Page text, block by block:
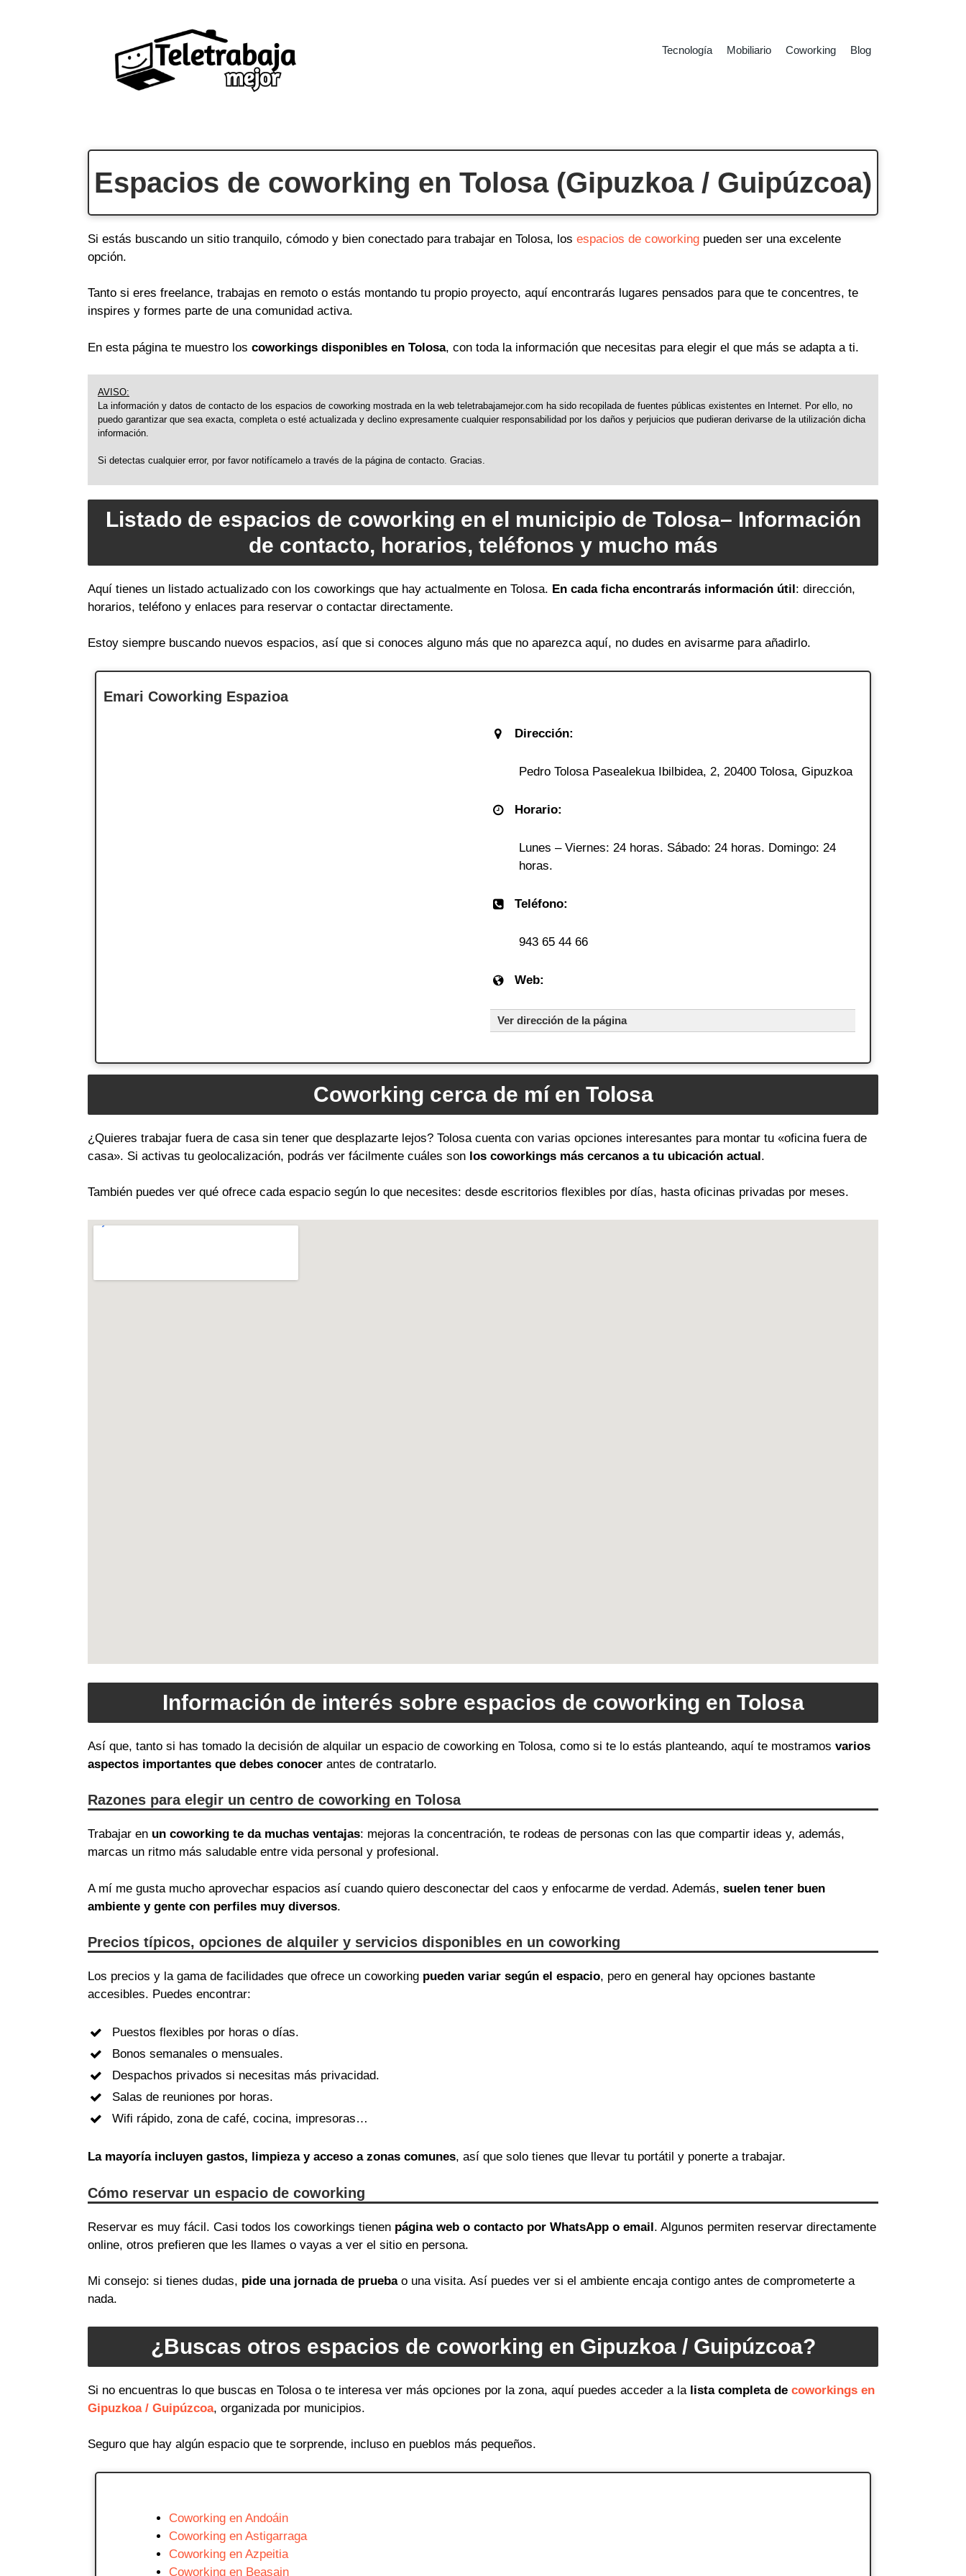
Tecnología Mobiliario Coworking Blog
Espacios de coworking en Tolosa (Gipuzkoa / Guipúzcoa)
Si estás buscando un sitio tranquilo, cómodo y bien conectado para trabajar en Tolosa, los espacios de coworking pueden ser una excelente
opción.
Tanto si eres freelance, trabajas en remoto o estás montando tu propio proyecto, aquí encontrarás lugares pensados para que te concentres, te
inspires y formes parte de una comunidad activa.
En esta página te muestro los coworkings disponibles en Tolosa, con toda la información que necesitas para elegir el que más se adapta a ti.
AVISO:
La información y datos de contacto de los espacios de coworking mostrada en la web teletrabajamejor.com ha sido recopilada de fuentes públicas existentes en Internet. Por ello, no
puedo garantizar que sea exacta, completa o esté actualizada y declino expresamente cualquier responsabilidad por los daños y perjuicios que pudieran derivarse de la utilización dicha
información.
Si detectas cualquier error, por favor notifícamelo a través de la página de contacto. Gracias.
Listado de espacios de coworking en el municipio de Tolosa– Información
de contacto, horarios, teléfonos y mucho más
Aquí tienes un listado actualizado con los coworkings que hay actualmente en Tolosa. En cada ficha encontrarás información útil: dirección,
horarios, teléfono y enlaces para reservar o contactar directamente.
Estoy siempre buscando nuevos espacios, así que si conoces alguno más que no aparezca aquí, no dudes en avisarme para añadirlo.
Emari Coworking Espazioa
Dirección:
Pedro Tolosa Pasealekua Ibilbidea, 2, 20400 Tolosa, Gipuzkoa
Horario:
Lunes – Viernes: 24 horas. Sábado: 24 horas. Domingo: 24
horas.
Teléfono:
943 65 44 66
Web:
Ver dirección de la página
Coworking cerca de mí en Tolosa
¿Quieres trabajar fuera de casa sin tener que desplazarte lejos? Tolosa cuenta con varias opciones interesantes para montar tu «oficina fuera de
casa». Si activas tu geolocalización, podrás ver fácilmente cuáles son los coworkings más cercanos a tu ubicación actual.
También puedes ver qué ofrece cada espacio según lo que necesites: desde escritorios flexibles por días, hasta oficinas privadas por meses.
Información de interés sobre espacios de coworking en Tolosa
Así que, tanto si has tomado la decisión de alquilar un espacio de coworking en Tolosa, como si te lo estás planteando, aquí te mostramos varios
aspectos importantes que debes conocer antes de contratarlo.
Razones para elegir un centro de coworking en Tolosa
Trabajar en un coworking te da muchas ventajas: mejoras la concentración, te rodeas de personas con las que compartir ideas y, además,
marcas un ritmo más saludable entre vida personal y profesional.
A mí me gusta mucho aprovechar espacios así cuando quiero desconectar del caos y enfocarme de verdad. Además, suelen tener buen
ambiente y gente con perfiles muy diversos.
Precios típicos, opciones de alquiler y servicios disponibles en un coworking
Los precios y la gama de facilidades que ofrece un coworking pueden variar según el espacio, pero en general hay opciones bastante
accesibles. Puedes encontrar:
Puestos flexibles por horas o días.
Bonos semanales o mensuales.
Despachos privados si necesitas más privacidad.
Salas de reuniones por horas.
Wifi rápido, zona de café, cocina, impresoras…
La mayoría incluyen gastos, limpieza y acceso a zonas comunes, así que solo tienes que llevar tu portátil y ponerte a trabajar.
Cómo reservar un espacio de coworking
Reservar es muy fácil. Casi todos los coworkings tienen página web o contacto por WhatsApp o email. Algunos permiten reservar directamente
online, otros prefieren que les llames o vayas a ver el sitio en persona.
Mi consejo: si tienes dudas, pide una jornada de pruebao una visita. Así puedes ver si el ambiente encaja contigo antes de comprometerte a
nada.
¿Buscas otros espacios de coworking en Gipuzkoa / Guipúzcoa?
Si no encuentras lo que buscas en Tolosa o te interesa ver más opciones por la zona, aquí puedes acceder a la lista completa de coworkings en
Gipuzkoa / Guipúzcoa, organizada por municipios.
Seguro que hay algún espacio que te sorprende, incluso en pueblos más pequeños.
Coworking en Andoáin
Coworking en Astigarraga
Coworking en Azpeitia
Coworking en Beasain